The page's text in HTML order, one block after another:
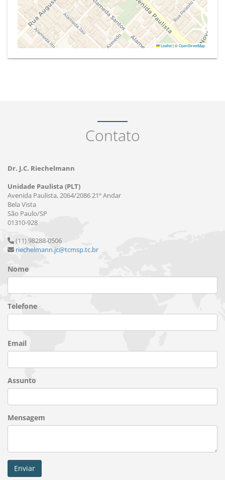
Leaflet|©OpenStreetMap
Contato
Dr. J.C. Riechelmann
Unidade Paulista (PLT)
Avenida Paulista, 2064/2086 21º Andar
Bela Vista
São Paulo/SP
01310-928
(11) 98288-0506
riechelmann.jc@tcmsp.tc.br
Nome
Telefone
Email
Assunto
Mensagem
Enviar